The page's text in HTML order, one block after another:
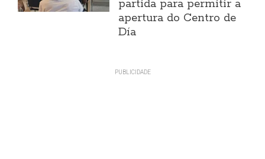
partida para permitir a
apertura do Centro de
Día